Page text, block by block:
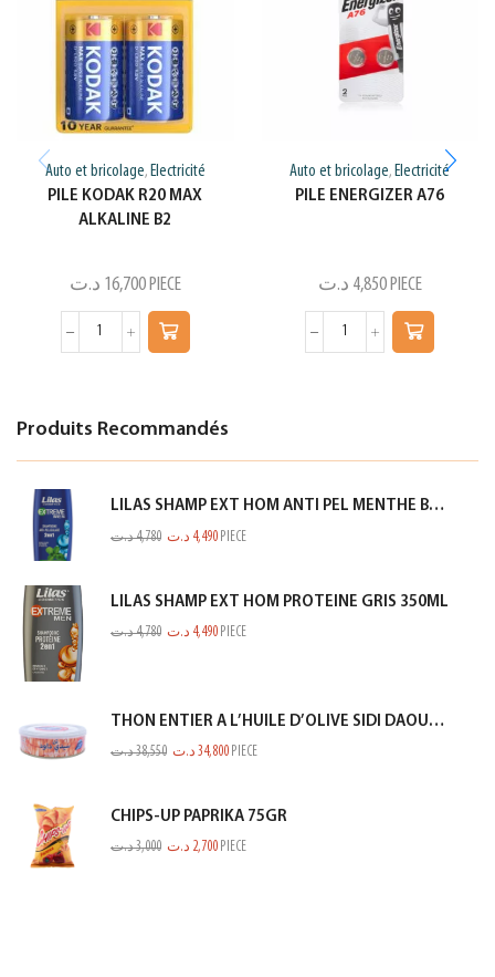
Auto et bricolage, Electricité
PILE KODAK R20 MAX
ALKALINE B2
16,700 د.ت PIECE
Auto et bricolage, Electricité
PILE ENERGIZER A76
4,850 د.ت PIECE
Produits Recommandés
LILAS SHAMP EXT HOM ANTI PEL MENTHE BLEU 350ML
4,780د.ت 4,490 د.ت PIECE
LILAS SHAMP EXT HOM PROTEINE GRIS 350ML
4,780د.ت 4,490 د.ت PIECE
THON ENTIER A L’HUILE D’OLIVE SIDI DAOUD 950G
38,550د.ت 34,800 د.ت PIECE
CHIPS-UP PAPRIKA 75GR
3,000د.ت 2,700 د.ت PIECE